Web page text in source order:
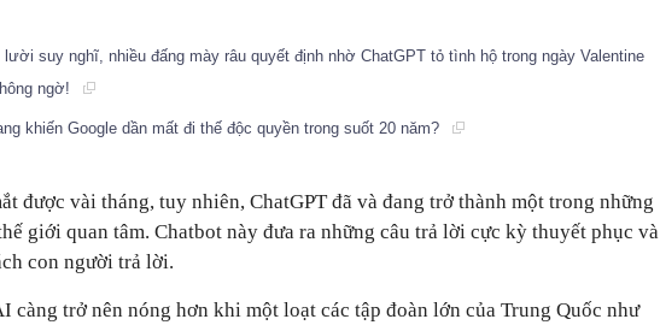
lười suy nghĩ, nhiều đấng mày râu quyết định nhờ ChatGPT tỏ tình hộ trong ngày Valentine
ngờ!
khiến Google dần mất đi thế độc quyền trong suốt 20 năm?
được vài tháng, tuy nhiên, ChatGPT đã và đang trở thành một trong những
giới quan tâm. Chatbot này đưa ra những câu trả lời cực kỳ thuyết phục và
con người trả lời.
càng trở nên nóng hơn khi một loạt các tập đoàn lớn của Trung Quốc như